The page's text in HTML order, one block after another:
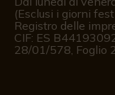
(Esclusi i giorni
Registro delle
CIF: ES
28/01/578, Foglio